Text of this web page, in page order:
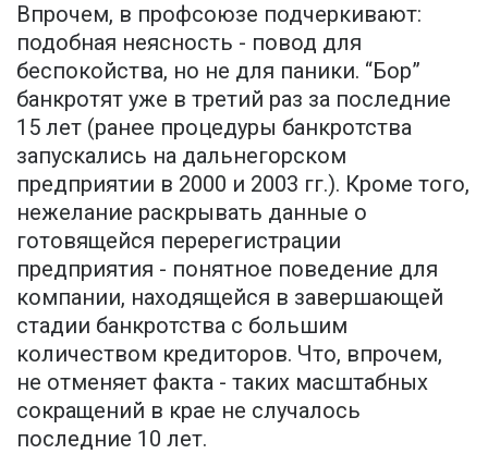
Впрочем, в профсоюзе подчеркивают:
подобная неясность - повод для
беспокойства, но не для паники. “Бор”
банкротят уже в третий раз за последние
15 лет (ранее процедуры банкротства
запускались на дальнегорском
предприятии в 2000 и 2003 гг.). Кроме того,
нежелание раскрывать данные о
готовящейся перерегистрации
предприятия - понятное поведение для
компании, находящейся в завершающей
стадии банкротства с большим
количеством кредиторов. Что, впрочем,
не отменяет факта - таких масштабных
сокращений в крае не случалось
последние 10 лет.